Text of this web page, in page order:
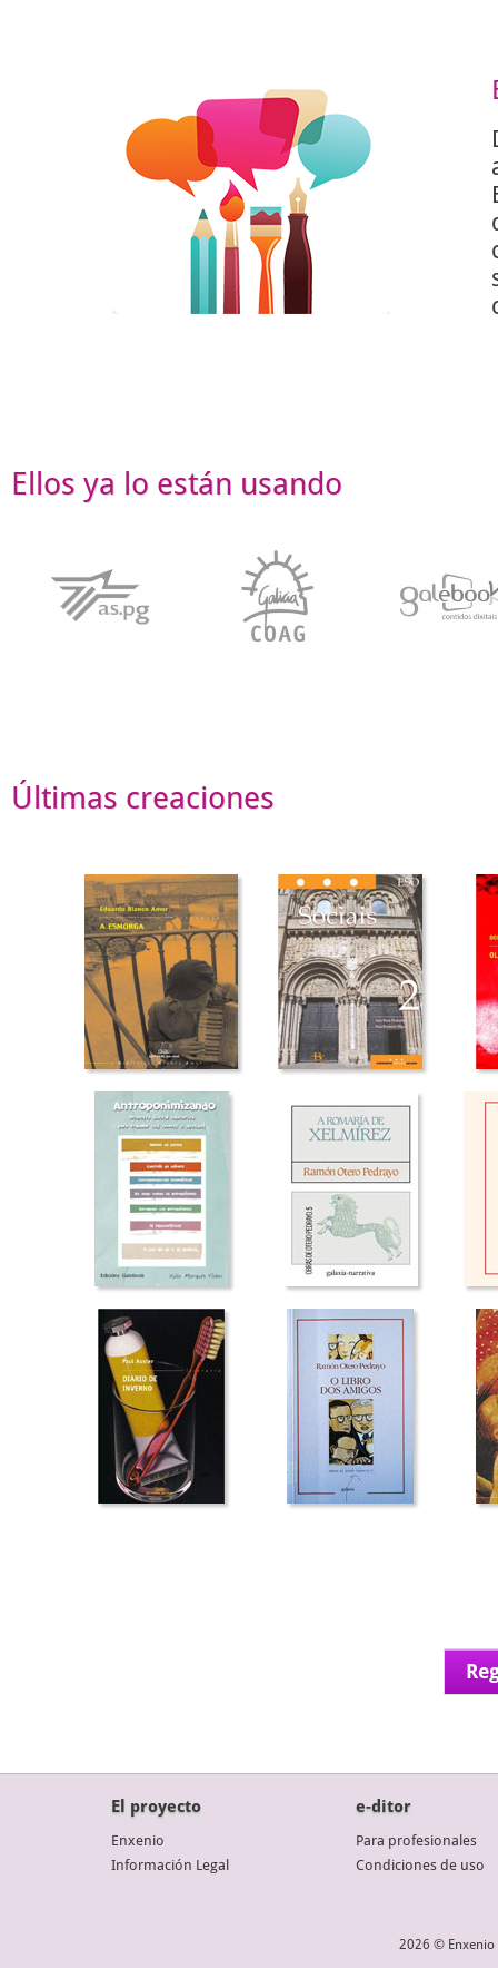
Ellos ya lo están usando
Últimas creaciones
El proyecto
Enxenio
Información Legal
e-ditor
Para profesionales
Condiciones de uso
2026 © Enxenio